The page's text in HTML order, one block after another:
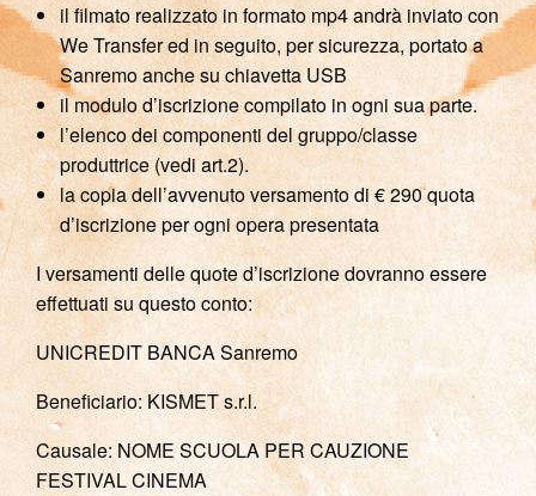
il filmato realizzato in formato mp4 andrà inviato con
We Transfer ed in seguito, per sicurezza, portato a
Sanremo anche su chiavetta USB
il modulo d’iscrizione compilato in ogni sua parte.
l’elenco dei componenti del gruppo/classe
produttrice (vedi art.2).
la copia dell’avvenuto versamento di € 290 quota
d’iscrizione per ogni opera presentata
I versamenti delle quote d’iscrizione dovranno essere
effettuati su questo conto:
UNICREDIT BANCA Sanremo
Beneficiario: KISMET s.r.l.
Causale: NOME SCUOLA PER CAUZIONE
FESTIVAL CINEMA